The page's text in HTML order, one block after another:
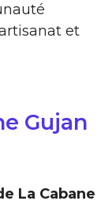
et
Gujan
La Cabane